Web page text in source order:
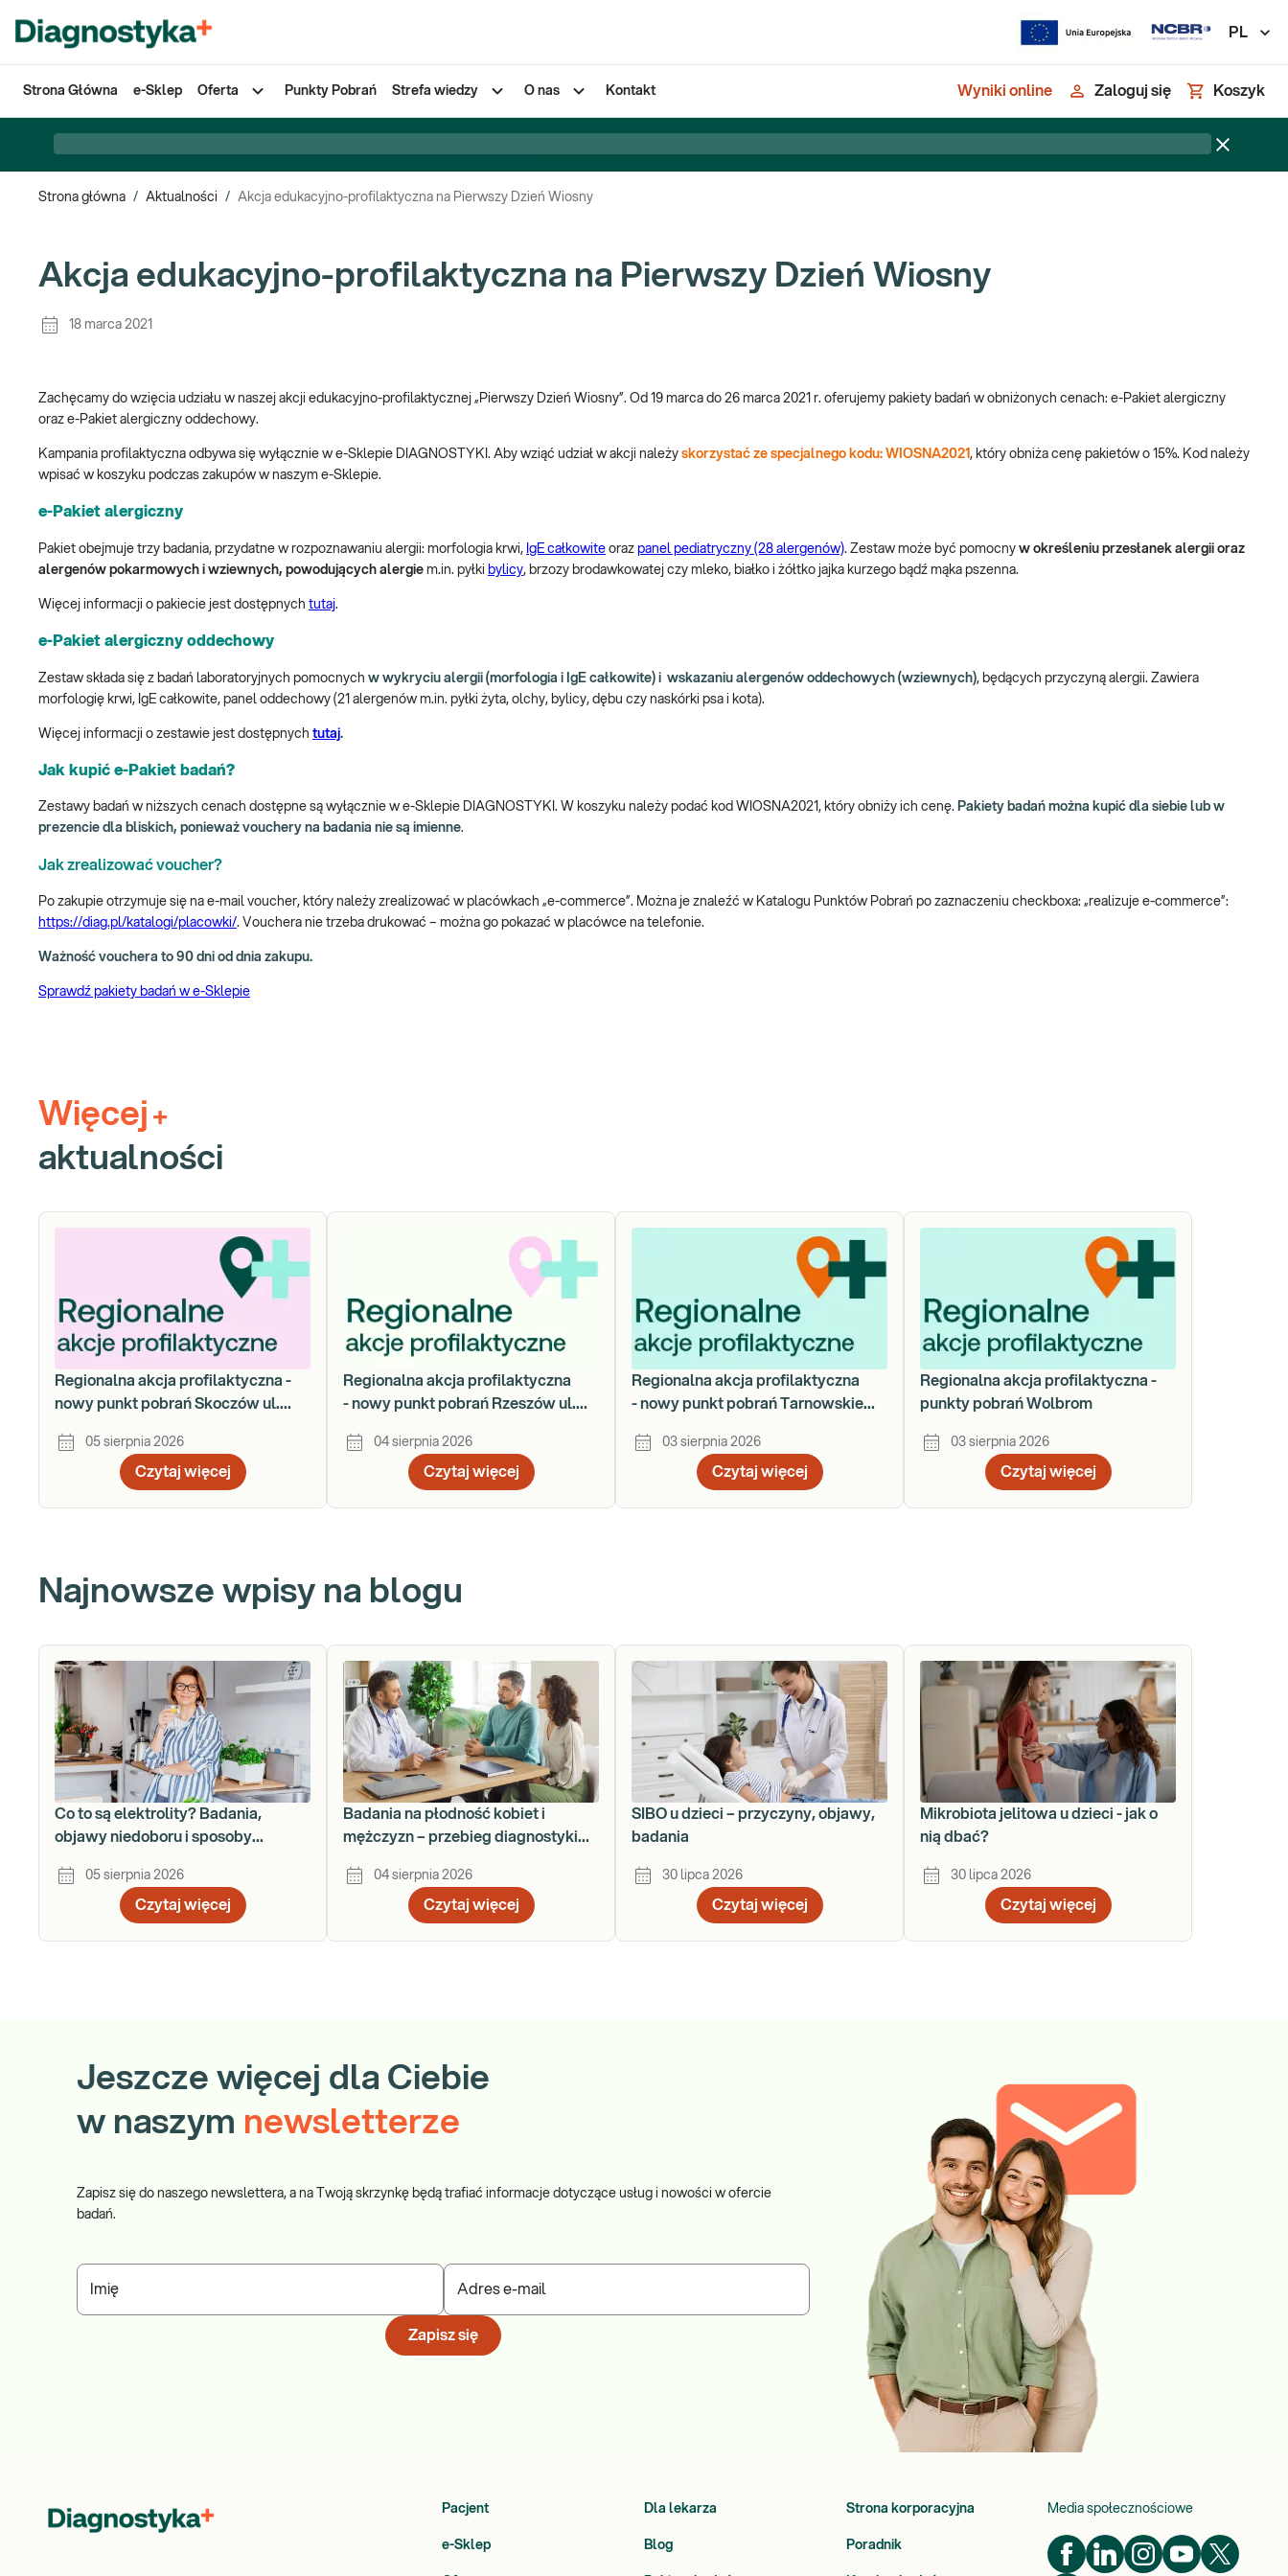
PL
Strona Główna e-Sklep Oferta Punkty Pobrań Strefa wiedzy O nas Kontakt Wyniki online Zaloguj się Koszyk
Strona główna / Aktualności / Akcja edukacyjno-profilaktyczna na Pierwszy Dzień Wiosny
Akcja edukacyjno-profilaktyczna na Pierwszy Dzień Wiosny
18 marca 2021
Zachęcamy do wzięcia udziału w naszej akcji edukacyjno-profilaktycznej „Pierwszy Dzień Wiosny”. Od 19 marca do 26 marca 2021 r. oferujemy pakiety badań w obniżonych cenach: e-Pakiet alergiczny
oraz e-Pakiet alergiczny oddechowy.
Kampania profilaktyczna odbywa się wyłącznie w e-Sklepie DIAGNOSTYKI. Aby wziąć udział w akcji należy skorzystać ze specjalnego kodu: WIOSNA2021, który obniża cenę pakietów o 15%. Kod należy
wpisać w koszyku podczas zakupów w naszym e-Sklepie.
e-Pakiet alergiczny
Pakiet obejmuje trzy badania, przydatne w rozpoznawaniu alergii: morfologia krwi, IgE całkowite oraz panel pediatryczny (28 alergenów). Zestaw może być pomocny w określeniu przesłanek alergii oraz
alergenów pokarmowych i wziewnych, powodujących alergie m.in. pyłki bylicy, brzozy brodawkowatej czy mleko, białko i żółtko jajka kurzego bądź mąka pszenna.
Więcej informacji o pakiecie jest dostępnych tutaj.
e-Pakiet alergiczny oddechowy
Zestaw składa się z badań laboratoryjnych pomocnych w wykryciu alergii (morfologia i IgE całkowite) i wskazaniu alergenów oddechowych (wziewnych), będących przyczyną alergii. Zawiera
morfologię krwi, IgE całkowite, panel oddechowy (21 alergenów m.in. pyłki żyta, olchy, bylicy, dębu czy naskórki psa i kota).
Więcej informacji o zestawie jest dostępnych tutaj.
Jak kupić e-Pakiet badań?
Zestawy badań w niższych cenach dostępne są wyłącznie w e-Sklepie DIAGNOSTYKI. W koszyku należy podać kod WIOSNA2021, który obniży ich cenę. Pakiety badań można kupić dla siebie lub w
prezencie dla bliskich, ponieważ vouchery na badania nie są imienne.
Jak zrealizować voucher?
Po zakupie otrzymuje się na e-mail voucher, który należy zrealizować w placówkach „e-commerce”. Można je znaleźć w Katalogu Punktów Pobrań po zaznaczeniu checkboxa: „realizuje e-commerce”:
https://diag.pl/katalogi/placowki/. Vouchera nie trzeba drukować – można go pokazać w placówce na telefonie.
Ważność vouchera to 90 dni od dnia zakupu.
Sprawdź pakiety badań w e-Sklepie
Więcej +
aktualności
Regionalna akcja profilaktyczna -
nowy punkt pobrań Skoczów ul.
05 sierpnia 2026
Czytaj więcej
Regionalna akcja profilaktyczna
- nowy punkt pobrań Rzeszów ul.
04 sierpnia 2026
Czytaj więcej
Regionalna akcja profilaktyczna
- nowy punkt pobrań Tarnowskie
03 sierpnia 2026
Czytaj więcej
Regionalna akcja profilaktyczna -
punkty pobrań Wolbrom
03 sierpnia 2026
Czytaj więcej
Najnowsze wpisy na blogu
Co to są elektrolity? Badania,
objawy niedoboru i sposoby
05 sierpnia 2026
Czytaj więcej
Badania na płodność kobiet i
mężczyzn – przebieg diagnostyki
04 sierpnia 2026
Czytaj więcej
SIBO u dzieci – przyczyny, objawy,
badania
30 lipca 2026
Czytaj więcej
Mikrobiota jelitowa u dzieci - jak o
nią dbać?
30 lipca 2026
Czytaj więcej
Jeszcze więcej dla Ciebie
w naszym newsletterze
Zapisz się do naszego newslettera, a na Twoją skrzynkę będą trafiać informacje dotyczące usług i nowości w ofercie
badań.
Imię Adres e-mail
Zapisz się
Pacjent Dla lekarza Strona korporacyjna
e-Sklep Blog Poradnik
Media społecznościowe